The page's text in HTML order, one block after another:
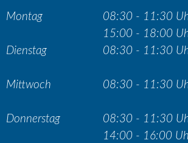
Montag
08:30 - 11:30
15:00 - 18:00
Dienstag
08:30 - 11:30
Mittwoch 08:30 - 11:30
Donnerstag
08:30 - 11:30
14:00 - 16:00